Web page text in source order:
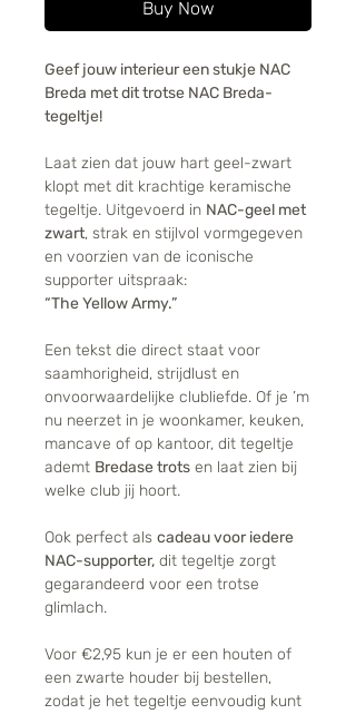
Buy Now
Geef jouw interieur een stukje NAC
Breda met dit trotse NAC Breda-
tegeltje!
Laat zien dat jouw hart geel-zwart
klopt met dit krachtige keramische
tegeltje. Uitgevoerd in NAC-geel met
zwart, strak en stijlvol vormgegeven
en voorzien van de iconische
supporter uitspraak:
“The Yellow Army.”
Een tekst die direct staat voor
saamhorigheid, strijdlust en
onvoorwaardelijke clubliefde. Of je ’m
nu neerzet in je woonkamer, keuken,
mancave of op kantoor, dit tegeltje
ademt Bredase trots en laat zien bij
welke club jij hoort.
Ook perfect als cadeau voor iedere
NAC-supporter, dit tegeltje zorgt
gegarandeerd voor een trotse
glimlach.
Voor €2,95 kun je er een houten of
een zwarte houder bij bestellen,
zodat je het tegeltje eenvoudig kunt